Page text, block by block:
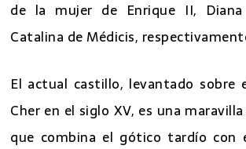
de la mujer de Enrique II,
Catalina de Médicis,
El actual castillo, levantado sobre
Cher en el siglo XV, es una
que combina el gótico tardío con